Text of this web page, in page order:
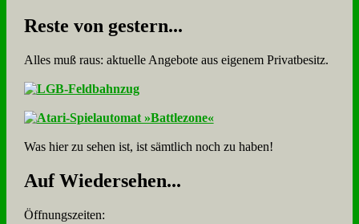
Re­ste von ge­stern...
Alles muß raus: aktuelle An­ge­bo­te aus eigenem Privatbesitz.
Was hier zu sehen ist, ist sämt­lich noch zu haben!
Auf Wie­der­se­hen...
Öffnungszeiten: